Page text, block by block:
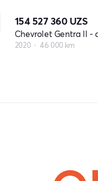
154 527 360 UZS
Chevrolet Gentra II -
2020 46 000 km